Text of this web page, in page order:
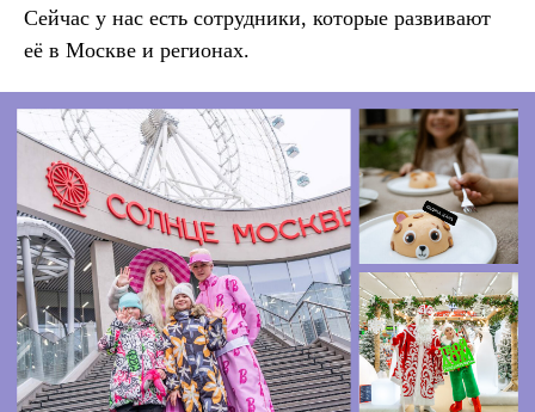
Сейчас у нас есть сотрудники, которые развивают
её в Москве и регионах.